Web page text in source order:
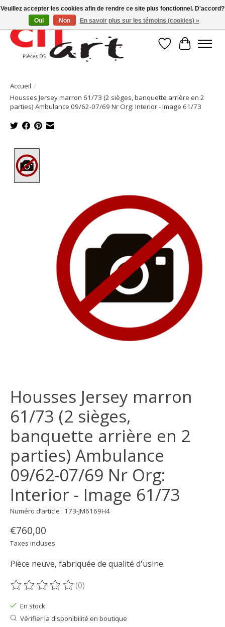
Liste dePanier
Accueil /
Housses Jersey marron 61/73 (2 sièges, banquette arrière en 2
parties) Ambulance 09/62-07/69 Nr Org: Interior - Image 61/73
Housses Jersey marron
61/73 (2 sièges,
banquette arrière en 2
parties) Ambulance
09/62-07/69 Nr Org:
Interior - Image 61/73
Numéro d’article : 173-JM6169H4
€760,00
Taxes incluses
Pièce neuve, fabriquée de qualité d'usine.
Ce produit est évalué à
(0)
En stock
Vérifier la disponibilité en boutique
Veuillez accepter les cookies afin de rendre ce site plus fonctionnel. D'accord?
Oui
Non En savoir plus sur les témoins (cookies) »